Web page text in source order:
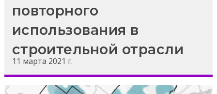
повторного
использования в
строительной отрасли
11 марта 2021 г.